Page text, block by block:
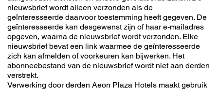
nieuwsbrief wordt alleen verzonden als de
geïnteresseerde daarvoor toestemming heeft gegeven. De
geïnteresseerde kan desgewenst zijn of haar e-mailadres
opgeven, waarna de nieuwsbrief wordt verzonden. Elke
nieuwsbrief bevat een link waarmee de geïnteresseerde
zich kan afmelden of voorkeuren kan bijwerken. Het
abonneebestand van de nieuwsbrief wordt niet aan derden
verstrekt.
Verwerking door derden Aeon Plaza Hotels maakt gebruik